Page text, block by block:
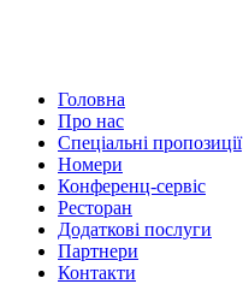
Головна
Про нас
Спеціальні пропозиції
Номери
Конференц-сервіс
Ресторан
Додаткові послуги
Партнери
Контакти